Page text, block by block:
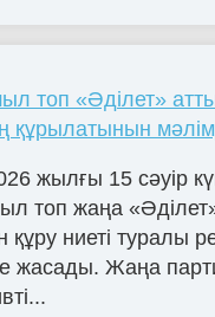
топ «Әділет»
құрылатынын
жылғы 15 сәуір
топ жаңа
құру ниеті туралы
жасады. Жаңа